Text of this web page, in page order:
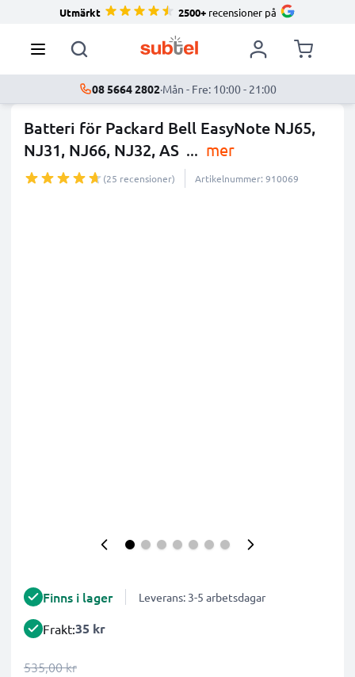
Utmärkt 2500+ recensioner på
08 5664 2802·Mån - Fre: 10:00 - 21:00
Batteri för Packard Bell EasyNote NJ65,
NJ31, NJ66, NJ32, AS ... mer
(25 recensioner) Artikelnummer: 910069
Finns i lager Leverans: 3-5 arbetsdagar
Frakt:35 kr
535,00 kr